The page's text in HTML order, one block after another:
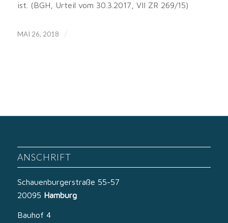
ist. (BGH, Urteil vom 30.3.2017, VII ZR 269/15)
MAI 26, 2018 /
ANSCHRIFT
Schauenburgerstraße 55-57
20095 Hamburg
Bauhof 4